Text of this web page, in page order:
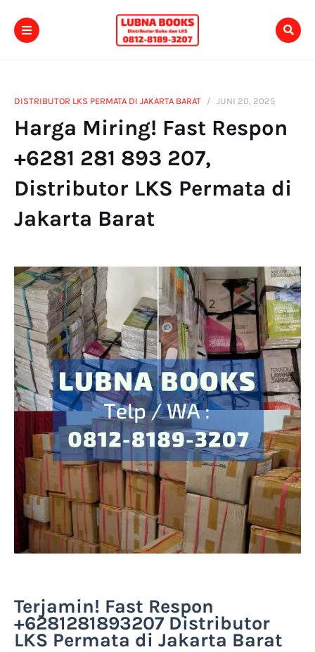
DISTRIBUTOR LKS PERMATA DI JAKARTA BARAT JUNI 20, 2025
Harga Miring! Fast Respon
+6281 281 893 207,
Distributor LKS Permata di
Jakarta Barat
Terjamin! Fast Respon
+6281281893207 Distributor
LKS Permata di Jakarta Barat